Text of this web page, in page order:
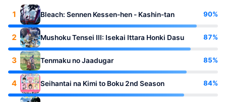
1 Bleach: Sennen Kessen-hen - Kashin-tan 90%
2 Mushoku Tensei III: Isekai Ittara Honki Dasu 87%
3 Tenmaku no Jaadugar 85%
4 Seihantai na Kimi to Boku 2nd Season 84%